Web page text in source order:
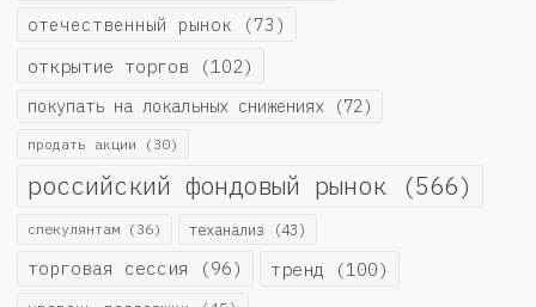
отечественный рынок (73)
открытие торгов (102)
покупать на локальных снижениях (72)
продать акции (30)
российский фондовый рынок (566)
спекулянтам (36) теханализ (43)
торговая сессия (96) тренд (100)